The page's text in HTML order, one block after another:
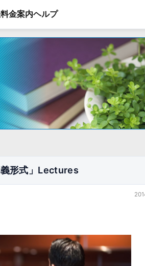
料金案内ヘルプ
形式」Lectures